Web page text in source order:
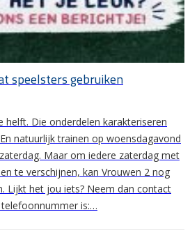
speelsters gebruiken
helft. Die onderdelen karakteriseren
natuurlijk trainen op woensdagavond
Maar om iedere zaterdag met
te verschijnen, kan Vrouwen 2 nog
Lijkt het jou iets? Neem dan contact
is:…